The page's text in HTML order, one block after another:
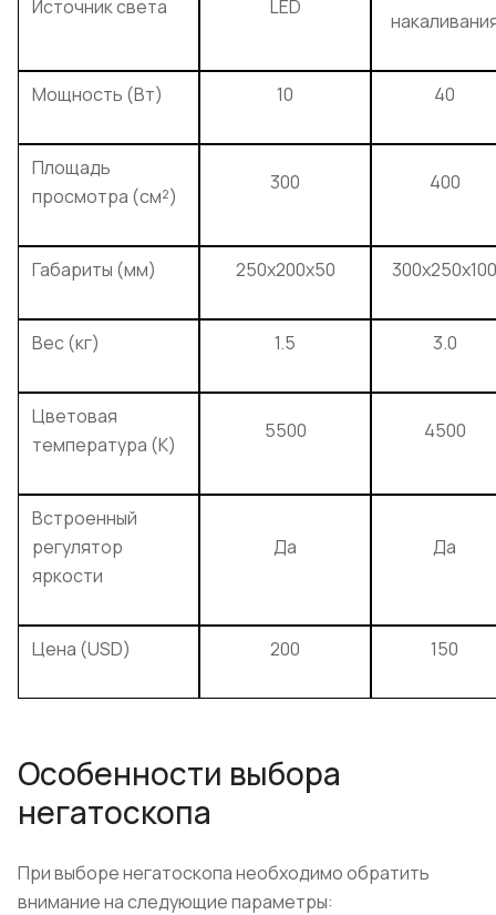
Источник света LED
Мощность (Вт) 10 40
Площадь
просмотра (см²)
300 400
Габариты (мм) 250x200x50 300x250x100
Вес (кг) 1.5 3.0
Цветовая
температура (K)
5500 4500
Встроенный
регулятор
яркости
Да Да
Цена (USD) 200 150
Особенности выбора
негатоскопа
При выборе негатоскопа необходимо обратить
внимание на следующие параметры: